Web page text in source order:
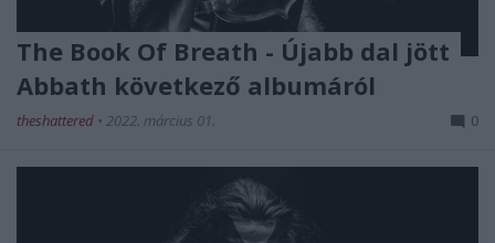
The Book Of Breath - Újabb dal jött
Abbath következő albumáról
theshattered • 2022. március 01. 0